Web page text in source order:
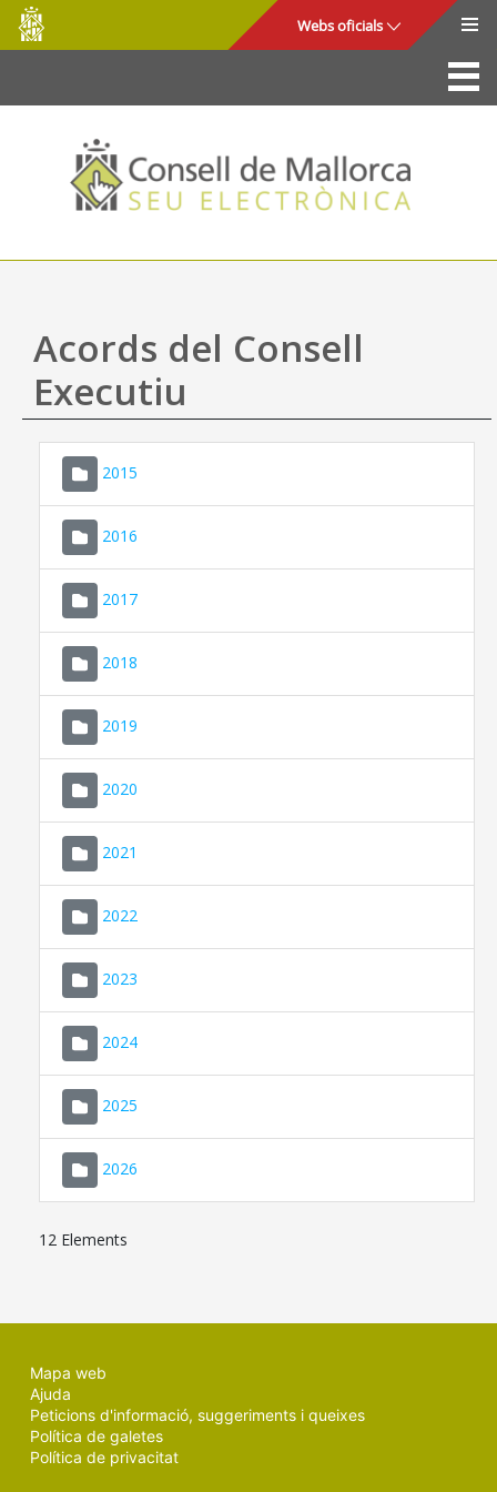
Salta al contingut principal
Consell
de
Mallorca
Webs oficials
La Seu
Consell de Mallorca
Accés i seguretat
Utilitats
Ajuda
Acords del Consell
Executiu
2015
2016
2017
2018
2019
2020
2021
2022
2023
2024
2025
2026
12 Elements
Mapa web
Ajuda
Peticions d'informació, suggeriments i queixes
Política de galetes
Política de privacitat